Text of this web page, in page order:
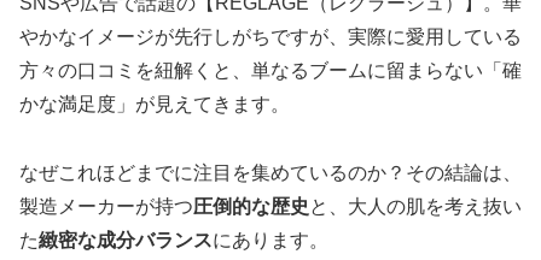
やかなイメージが先行しがちですが、実際に愛用している
方々の口コミを紐解くと、単なるブームに留まらない「確
かな満足度」が見えてきます。
なぜこれほどまでに注目を集めているのか？その結論は、
製造メーカーが持つ圧倒的な歴史 と、大人の肌を考え抜い
た緻密な成分バランスにあります。